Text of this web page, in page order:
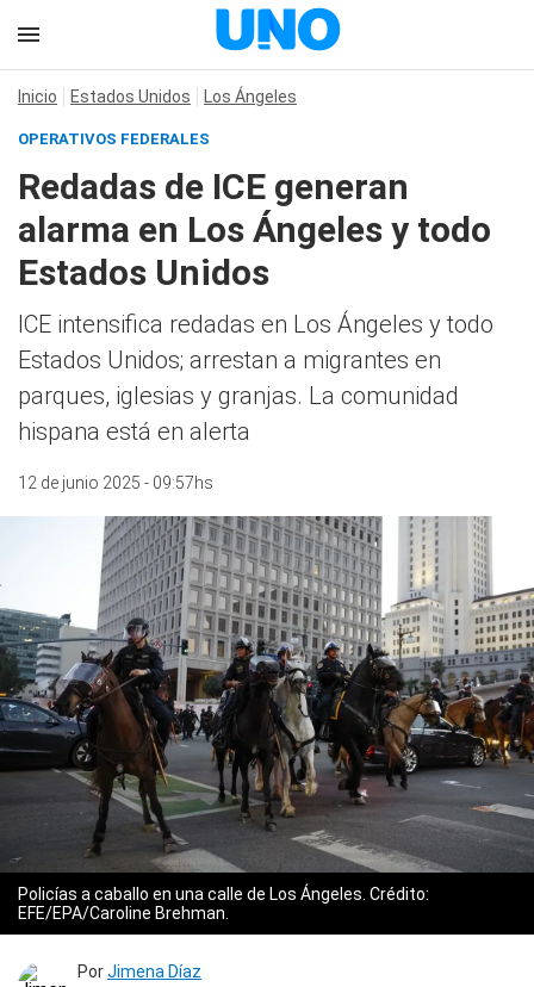
Inicio Estados Unidos Los Ángeles
OPERATIVOS FEDERALES
Redadas de ICE generan
alarma en Los Ángeles y todo
Estados Unidos
ICE intensifica redadas en Los Ángeles y todo
Estados Unidos; arrestan a migrantes en
parques, iglesias y granjas. La comunidad
hispana está en alerta
12 de junio 2025 - 09:57hs
Policías a caballo en una calle de Los Ángeles. Crédito:
EFE/EPA/Caroline Brehman.
PorJimena Díaz